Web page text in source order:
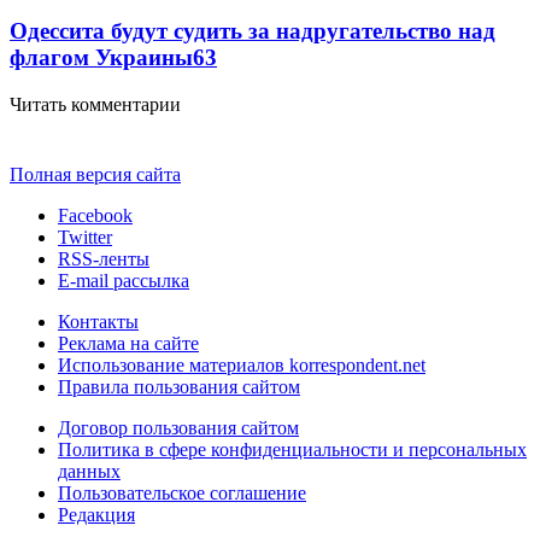
Одессита будут судить за надругательство над
флагом Украины63
Читать комментарии
Полная версия сайта
Facebook
Twitter
RSS-ленты
E-mail рассылка
Контакты
Реклама на сайте
Использование материалов korrespondent.net
Правила пользования сайтом
Договор пользования сайтом
Политика в сфере конфиденциальности и персональных
данных
Пользовательское соглашение
Редакция